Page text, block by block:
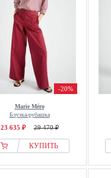
-20%
Marie Méro
Блузка-рубашка
23 635 ₽ 29 470 ₽
КУПИТЬ